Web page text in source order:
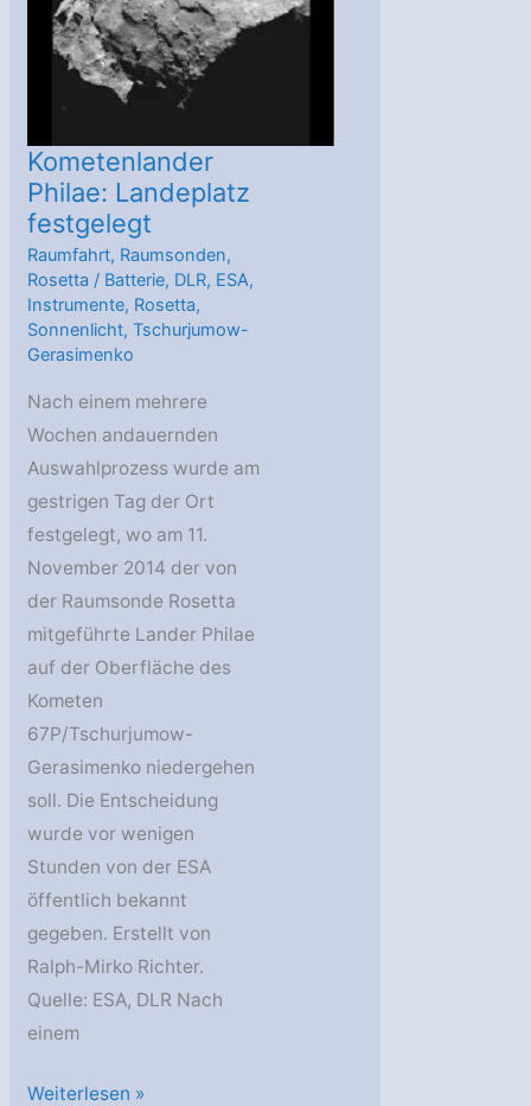
Kometenlander
Philae: Landeplatz
festgelegt
Raumfahrt, Raumsonden,
Rosetta / Batterie, DLR, ESA,
Instrumente, Rosetta,
Sonnenlicht,Tschurjumow-
Gerasimenko
Nach einem mehrere
Wochen andauernden
Auswahlprozess wurde am
gestrigen Tag der Ort
festgelegt, wo am 11.
November 2014 der von
der Raumsonde Rosetta
mitgeführte Lander Philae
auf der Oberfläche des
Kometen
67P/Tschurjumow-
Gerasimenko niedergehen
soll. Die Entscheidung
wurde vor wenigen
Stunden von der ESA
öffentlich bekannt
gegeben. Erstellt von
Ralph-Mirko Richter.
Quelle: ESA, DLR Nach
einem
Kometenlander
Weiterlesen »